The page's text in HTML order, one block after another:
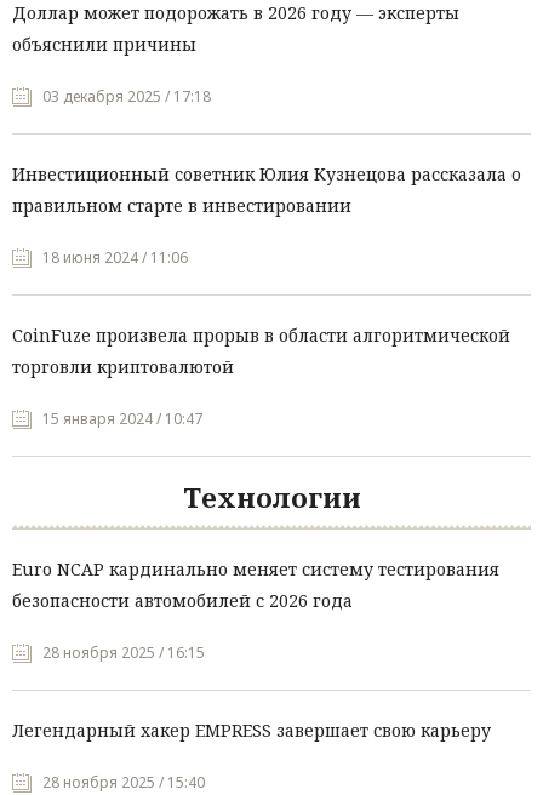
Доллар может подорожать в 2026 году — эксперты
объяснили причины
03 декабря 2025 / 17:18
Инвестиционный советник Юлия Кузнецова рассказала о
правильном старте в инвестировании
18 июня 2024 / 11:06
CoinFuze произвела прорыв в области алгоритмической
торговли криптовалютой
15 января 2024 / 10:47
Технологии
Euro NCAP кардинально меняет систему тестирования
безопасности автомобилей с 2026 года
28 ноября 2025 / 16:15
Легендарный хакер EMPRESS завершает свою карьеру
28 ноября 2025 / 15:40